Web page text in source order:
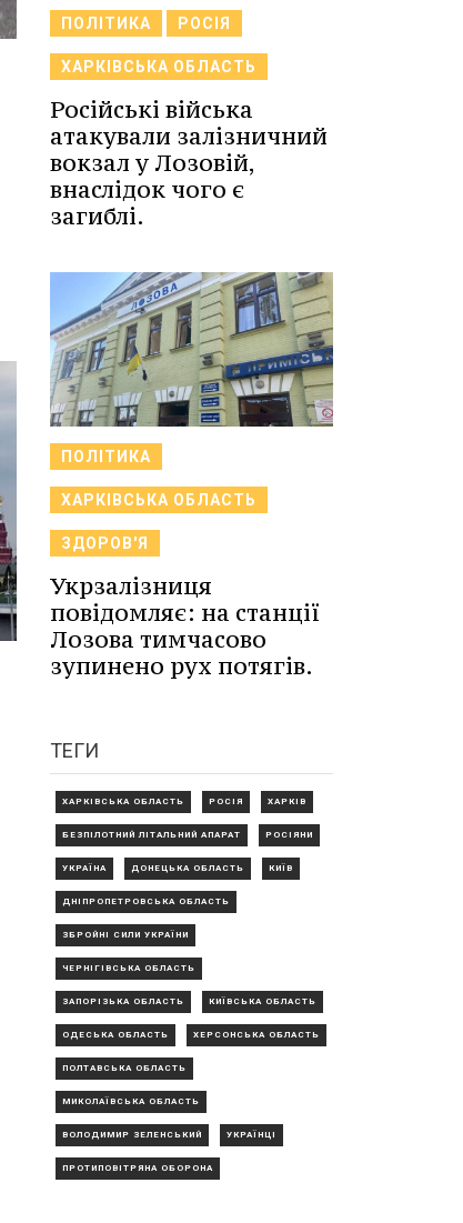
ПОЛІТИКА РОСІЯ
ХАРКІВСЬКА ОБЛАСТЬ
Російські війська
атакували залізничний
вокзал у Лозовій,
внаслідок чого є
загиблі.
ПОЛІТИКА
ХАРКІВСЬКА ОБЛАСТЬ
ЗДОРОВ'Я
Укрзалізниця
повідомляє: на станції
Лозова тимчасово
зупинено рух потягів.
ТЕГИ
ХАРКІВСЬКА ОБЛАСТЬ РОСІЯ ХАРКІВ
БЕЗПІЛОТНИЙ ЛІТАЛЬНИЙ АПАРАТ РОСІЯНИ
УКРАЇНА ДОНЕЦЬКА ОБЛАСТЬ КИЇВ
ДНІПРОПЕТРОВСЬКА ОБЛАСТЬ
ЗБРОЙНІ СИЛИ УКРАЇНИ
ЧЕРНІГІВСЬКА ОБЛАСТЬ
ЗАПОРІЗЬКА ОБЛАСТЬ КИЇВСЬКА ОБЛАСТЬ
ОДЕСЬКА ОБЛАСТЬ ХЕРСОНСЬКА ОБЛАСТЬ
ПОЛТАВСЬКА ОБЛАСТЬ
МИКОЛАЇВСЬКА ОБЛАСТЬ
ВОЛОДИМИР ЗЕЛЕНСЬКИЙ УКРАЇНЦІ
ПРОТИПОВІТРЯНА ОБОРОНА